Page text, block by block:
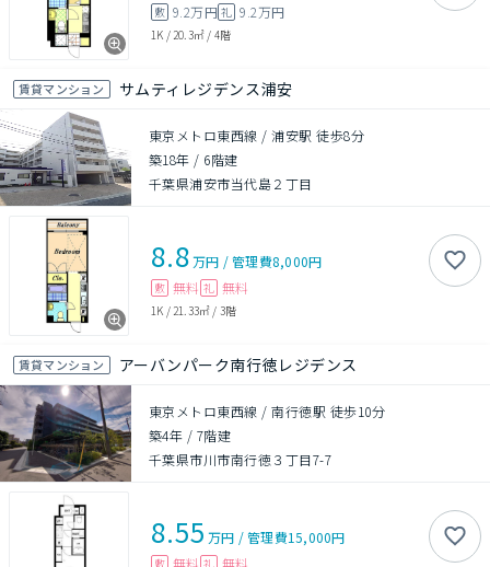
敷 9.2万円礼 9.2万円
1K / 20.3㎡ / 4階
賃貸マンション サムティレジデンス浦安
東京メトロ東西線 / 浦安駅 徒歩8分
築18年 / 6階建
千葉県浦安市当代島２丁目
8.8万円 /管理費8,000円
敷 無料 礼 無料
1K / 21.33㎡ / 3階
賃貸マンション アーバンパーク南行徳レジデンス
東京メトロ東西線 / 南行徳駅 徒歩10分
築4年 / 7階建
千葉県市川市南行徳３丁目7-7
8.55 万円 /管理費15,000円
敷 無料 礼 無料